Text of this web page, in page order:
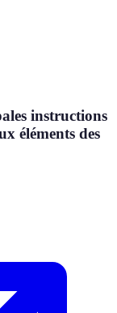
instructions
éléments des